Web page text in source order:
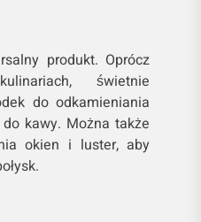
produkt. Oprócz
świetnie
do odkamieniania
kawy. Można także
okien i luster, aby